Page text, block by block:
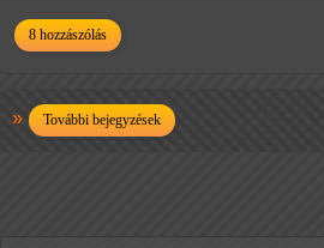
8 hozzászólás
További bejegyzések